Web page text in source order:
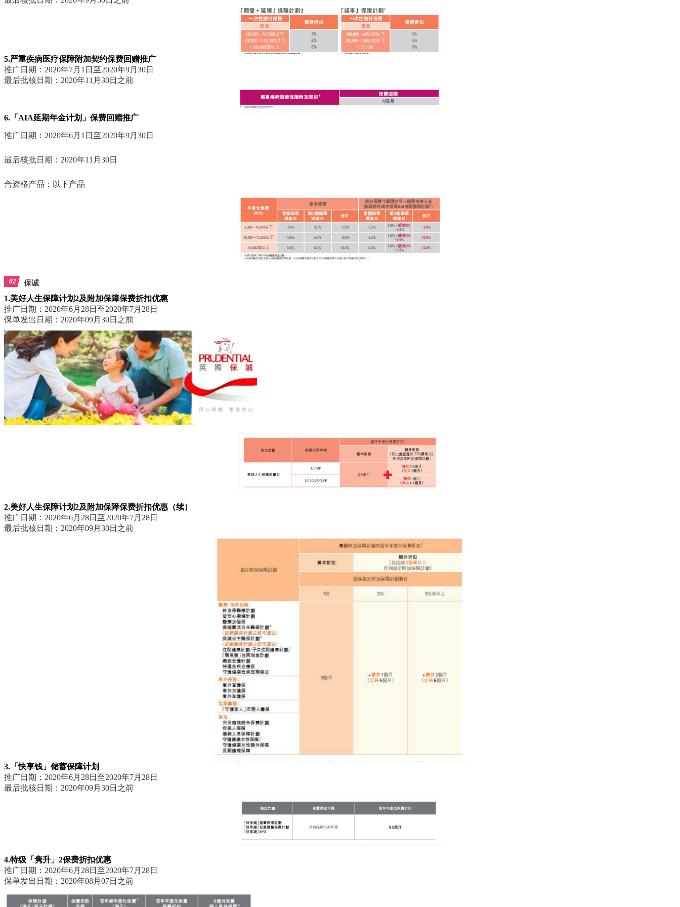
5.严重疾病医疗保障附加契约保费回赠推广
推广日期：2020年7月1日至2020年9月30日
最后批核日期：2020年11月30日之前
6.「AIA延期年金计划」保费回赠推广
推广日期：2020年6月1日至2020年9月30日
最后核批日期：2020年11月30日
合资格产品：以下产品
02 保诚
1.美好人生保障计划2及附加保障保费折扣优惠
推广日期：2020年6月28日至2020年7月28日
保单发出日期：2020年09月30日之前
2.美好人生保障计划2及附加保障保费折扣优惠（续）
推广日期：2020年6月28日至2020年7月28日
最后批核日期：2020年09月30日之前
3.「快享钱」储蓄保障计划
推广日期：2020年6月28日至2020年7月28日
最后批核日期：2020年09月30日之前
4.特级「隽升」2保费折扣优惠
推广日期：2020年6月28日至2020年7月28日
保单发出日期：2020年08月07日之前